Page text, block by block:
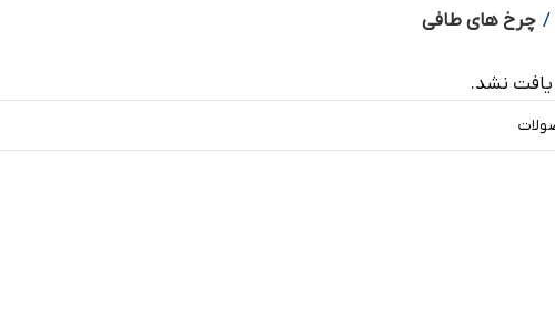
چرخ های طافی
نشد.